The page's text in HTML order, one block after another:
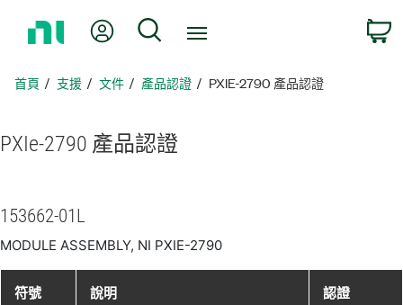
頁
我的帳號 搜尋
首頁 支援 文件 產品認證 PXIE-2790 產品認證
PXIe-2790 產品認證
153662-01L
MODULE ASSEMBLY, NI PXIE-2790
符號 說明 認證